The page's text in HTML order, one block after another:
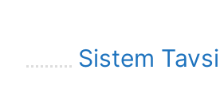
Sistem